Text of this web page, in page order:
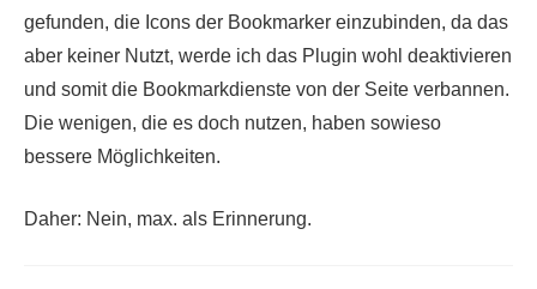
gefunden, die Icons der Bookmarker einzubinden, da das
aber keiner Nutzt, werde ich das Plugin wohl deaktivieren
und somit die Bookmarkdienste von der Seite verbannen.
Die wenigen, die es doch nutzen, haben sowieso
bessere Möglichkeiten.
Daher: Nein, max. als Erinnerung.